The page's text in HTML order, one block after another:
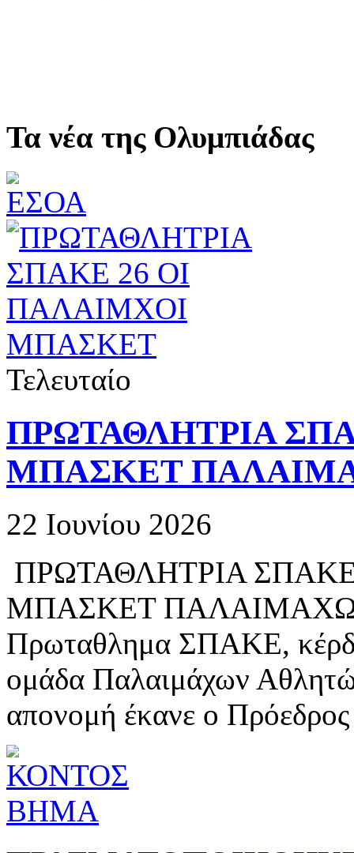
Τα νέα της Ολυμπιάδας
Τελευταίο
ΠΡΩΤΑΘΛΗΤΡΙΑ
ΜΠΑΣΚΕΤ
22 Ιουνίου 2026
ΠΡΩΤΑΘΛΗΤΡΙΑ
ΜΠΑΣΚΕΤ
Πρωταθλημα ΣΠΑΚΕ,
ομάδα Παλαιμάχων
απονομή έκανε ο